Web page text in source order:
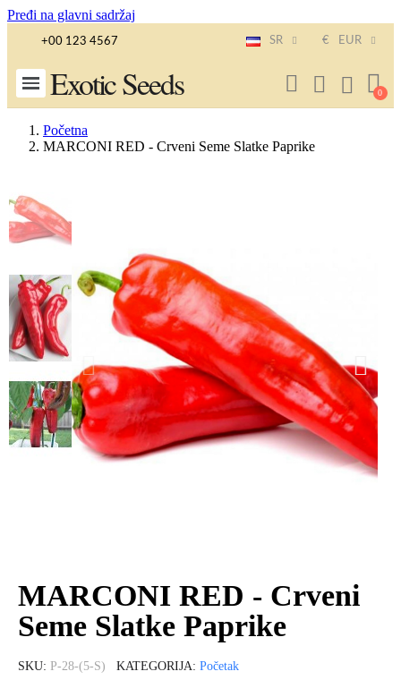
Pređi na glavni sadržaj
+00 123 4567 SR € EUR
Exotic Seeds
Početna
MARCONI RED - Crveni Seme Slatke Paprike
MARCONI RED - Crveni
Seme Slatke Paprike
SKU P-28-(5-S) KATEGORIJA Početak